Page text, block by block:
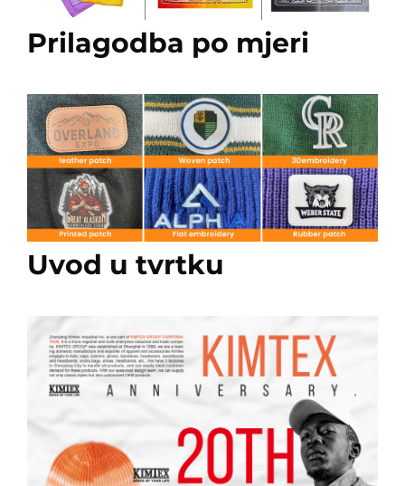
Prilagodba po mjeri
Uvod u tvrtku